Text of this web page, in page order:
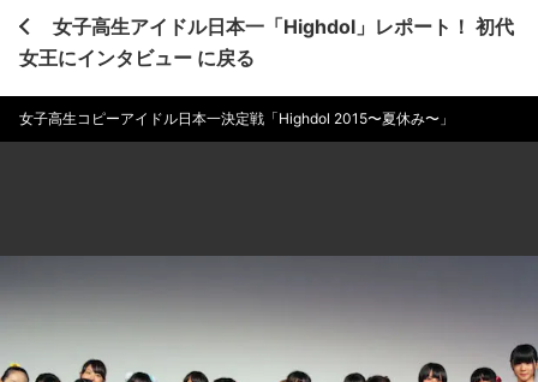
女子高生アイドル日本一「Highdol」レポート！ 初代
女王にインタビュー に戻る
女子高生コピーアイドル日本一決定戦「Highdol 2015〜夏休み〜」